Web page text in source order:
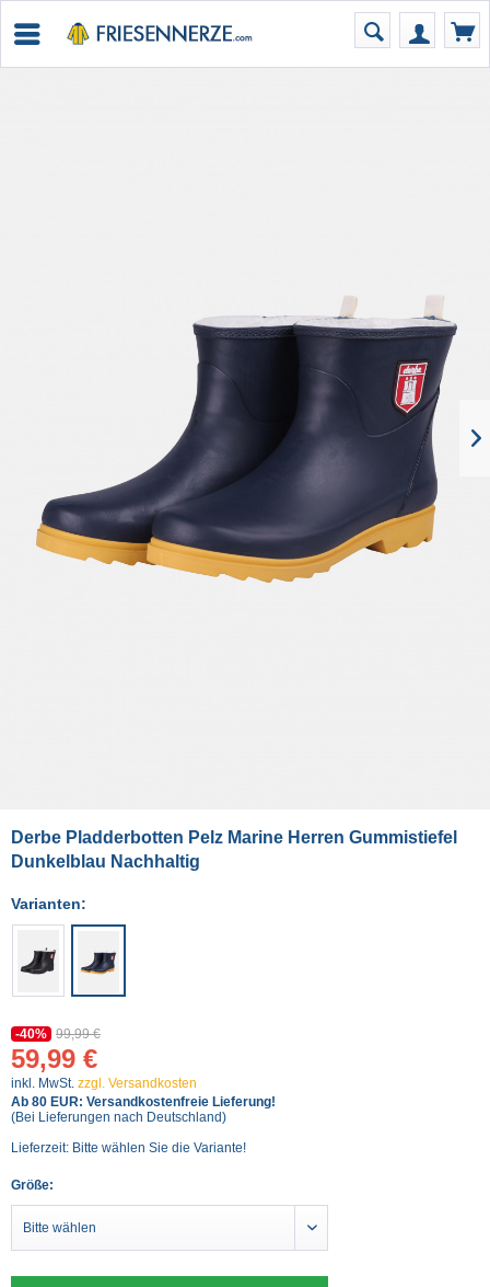
Derbe Pladderbotten Pelz Marine Herren Gummistiefel
Dunkelblau Nachhaltig
Varianten:
-40% 99,99 €
59,99 €
inkl. MwSt. zzgl. Versandkosten
Ab 80 EUR: Versandkostenfreie Lieferung!
(Bei Lieferungen nach Deutschland)
Lieferzeit: Bitte wählen Sie die Variante!
Größe: